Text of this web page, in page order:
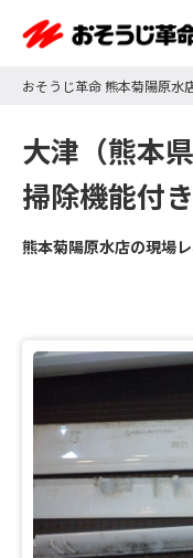
おそうじ革命 熊本菊陽原水
大津（熊本
掃除機能付
熊本菊陽原水店の現場